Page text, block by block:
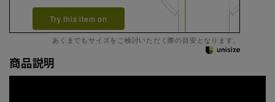
Try this item on
あくまでもサイズをご検討いただく際の目安となります。
商品説明